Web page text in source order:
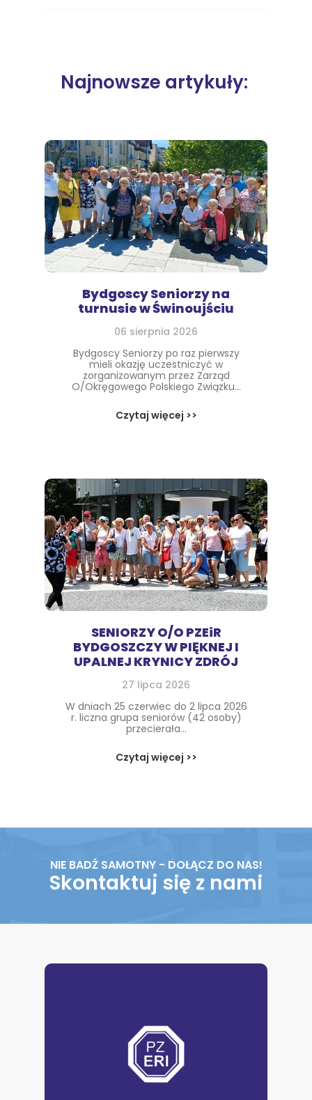
Najnowsze artykuły:
Bydgoscy Seniorzy na
turnusie w Świnoujściu
06 sierpnia 2026
Bydgoscy Seniorzy po raz pierwszy
mieli okazję uczestniczyć w
zorganizowanym przez Zarząd
O/Okręgowego Polskiego Związku...
Czytaj więcej >>
SENIORZY O/O PZEiR
BYDGOSZCZY W PIĘKNEJ I
UPALNEJ KRYNICY ZDRÓJ
27 lipca 2026
W dniach 25 czerwiec do 2 lipca 2026
r. liczna grupa seniorów (42 osoby)
przecierała...
Czytaj więcej >>
NIE BADŹ SAMOTNY - DOŁĄCZ DO NAS!
Skontaktuj się z nami